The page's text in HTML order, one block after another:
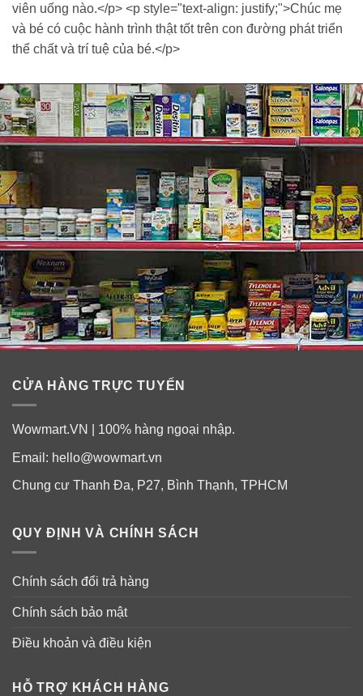
viên uống nào.</p> <p style="text-align: justify;">Chúc mẹ
và bé có cuộc hành trình thật tốt trên con đường phát triển
thể chất và trí tuệ của bé.</p>
CỬA HÀNG TRỰC TUYẾN
Wowmart.VN | 100% hàng ngoại nhập.
Email: hello@wowmart.vn
Chung cư Thanh Đa, P27, Bình Thạnh, TPHCM
QUY ĐỊNH VÀ CHÍNH SÁCH
Chính sách đổi trả hàng
Chính sách bảo mật
Điều khoản và điều kiện
HỖ TRỢ KHÁCH HÀNG